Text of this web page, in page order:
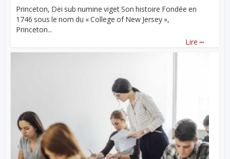
Princeton, Dei sub numine viget Son histoire Fondée en
1746 sous le nom du « College of New Jersey »,
Princeton...
Lire ...